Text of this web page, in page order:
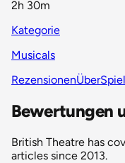
2h 30m
Kategorie
Musicals
RezensionenÜber
Bewertungen
British Theatre has
articles since 2013.